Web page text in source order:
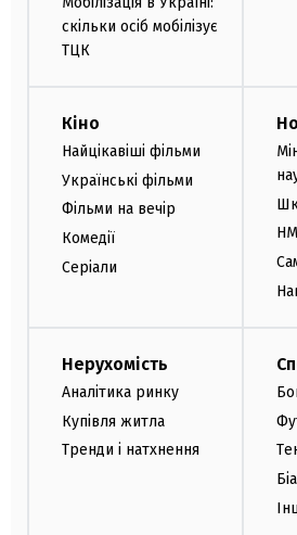
скільки осіб мобілізує
ТЦК
Кіно
Найцікавіші фільми
Українські фільми
Фільми на вечір
Комедії
Серіали
Нерухомість
Аналітика ринку
Купівля житла
Тренди і натхнення